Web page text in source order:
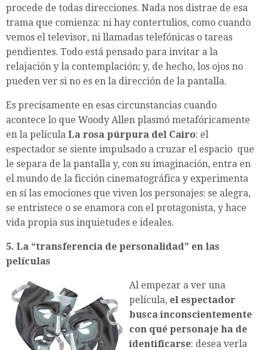
procede de todas direcciones. Nada nos distrae de esa
trama que comienza: ni hay contertulios, como cuando
vemos el televisor, ni llamadas telefónicas o tareas
pendientes. Todo está pensado para invitar a la
relajación y la contemplación; y, de hecho, los ojos no
pueden ver si no es en la dirección de la pantalla.
Es precisamente en esas circunstancias cuando
acontece lo que Woody Allen plasmó metafóricamente
en la película La rosa púrpura del Cairo: el
espectador se siente impulsado a cruzar el espacio que
le separa de la pantalla y, con su imaginación, entra en
el mundo de la ficción cinematográfica y experimenta
en sí las emociones que viven los personajes: se alegra,
se entristece o se enamora con el protagonista, y hace
vida propia sus inquietudes e ideales.
5. La “transferencia de personalidad” en las
películas
Al empezar a ver una
película, el espectador
busca inconscientemente
con qué personaje ha de
identificarse: desea verla